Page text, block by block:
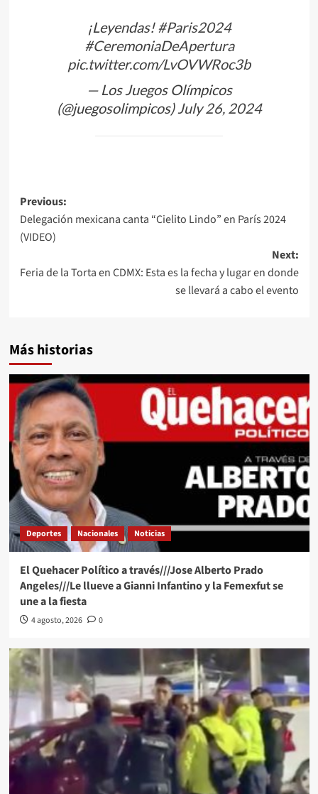
¡Leyendas!#Paris2024
#CeremoniaDeApertura
pic.twitter.com/LvOVWRoc3b
— Los Juegos Olímpicos
(@juegosolimpicos)July 26, 2024
Post
navigation
Previous:
Delegación mexicana canta “Cielito Lindo” en París 2024
(VIDEO)
Next:
Feria de la Torta en CDMX: Esta es la fecha y lugar en donde
se llevará a cabo el evento
Más historias
Deportes Nacionales Noticias
El Quehacer Político a través///Jose Alberto Prado
Angeles///Le llueve a Gianni Infantino y la Femexfut se
une a la fiesta
4 agosto, 2026 0